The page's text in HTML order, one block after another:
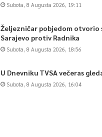
Subota, 8 Augusta 2026, 19:11
Željezničar pobjedom otvorio
Sarajevo protiv Radnika
Subota, 8 Augusta 2026, 18:56
U Dnevniku TVSA večeras
Subota, 8 Augusta 2026, 16:04